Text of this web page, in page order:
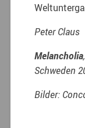
Peter Claus
Melancholia
Schweden
Bilder: